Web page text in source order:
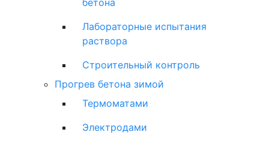
Лабораторные испытания
раствора
Строительный контроль
Прогрев бетона зимой
Термоматами
Электродами